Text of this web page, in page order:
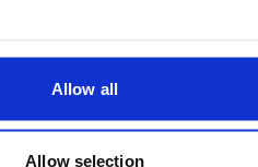
Allow all
Allow selection
apparatuur en